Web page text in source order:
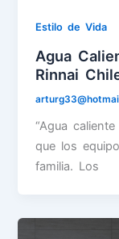
Estilo de Vida
Agua
Rinnai
“Agua
que los
familia. Los